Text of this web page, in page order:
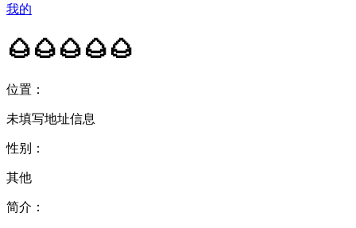
我的
🌰🌰🌰🌰🌰
位置：
未填写地址信息
性别：
其他
简介：